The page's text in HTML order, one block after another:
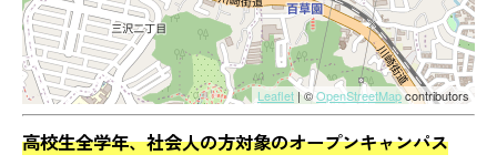
Leaflet| ©OpenStreetMapcontributors
高校生全学年、社会人の方対象のオープンキャンパス